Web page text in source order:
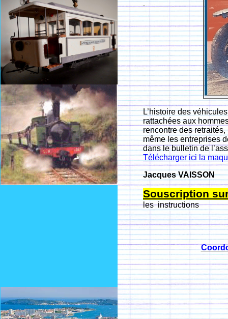
L’histoire des
rattachées aux
rencontre des
même les entreprises
dans le bulletin de
Télécharger ici la
Jacques VAISSON
Souscription
les instructions